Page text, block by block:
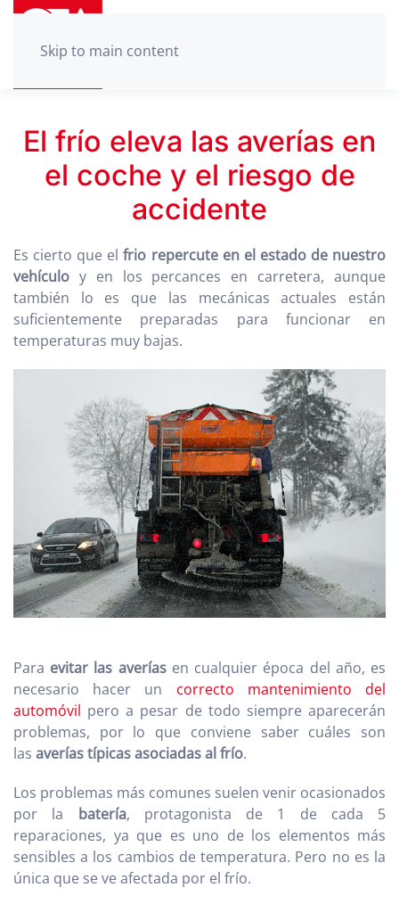
Skip to main content
El frío eleva las averías en
el coche y el riesgo de
accidente
Es cierto que elfrio repercute en el estado de nuestro
vehículo y en los percances en carretera, aunque
también lo es que las mecánicas actuales están
suficientemente preparadas para funcionar en
temperaturas muy bajas.
Para evitar las averíasen cualquier época del año, es
necesario hacer un correcto mantenimiento del
automóvil pero a pesar de todo siempre aparecerán
problemas, por lo que conviene saber cuáles son
las averías típicas asociadas al frío.
Los problemas más comunes suelen venir ocasionados
por la batería, protagonista de 1 de cada 5
reparaciones, ya que es uno de los elementos más
sensibles a los cambios de temperatura. Pero no es la
única que se ve afectada por el frío.